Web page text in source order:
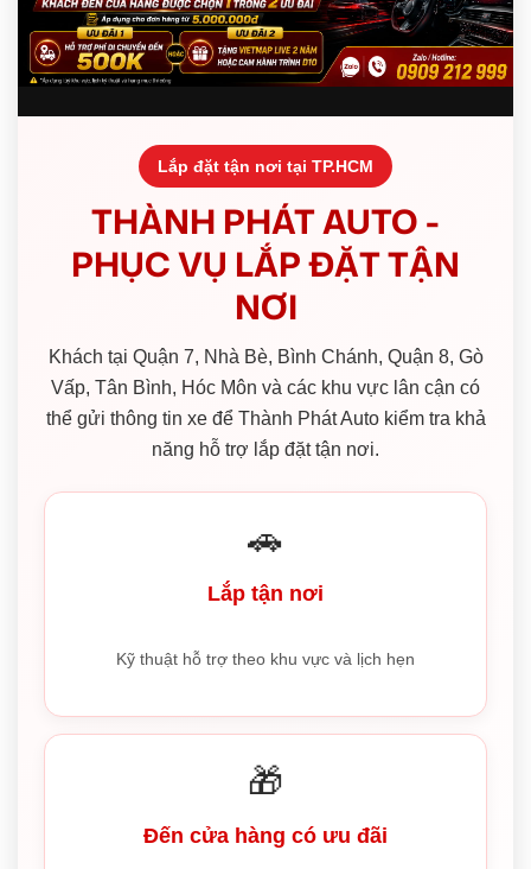
Lắp đặt tận nơi tại TP.HCM
THÀNH PHÁT AUTO -
PHỤC VỤ LẮP ĐẶT TẬN
NƠI
Khách tại Quận 7, Nhà Bè, Bình Chánh, Quận 8, Gò
Vấp, Tân Bình, Hóc Môn và các khu vực lân cận có
thể gửi thông tin xe để Thành Phát Auto kiểm tra khả
năng hỗ trợ lắp đặt tận nơi.
🚗
Lắp tận nơi
Kỹ thuật hỗ trợ theo khu vực và lịch hẹn
🎁
Đến cửa hàng có ưu đãi